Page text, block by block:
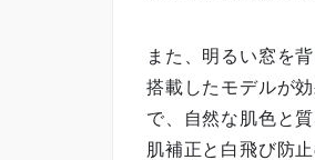
また、明るい窓を
搭載したモデルが
で、自然な肌色と
肌補正と白飛び防